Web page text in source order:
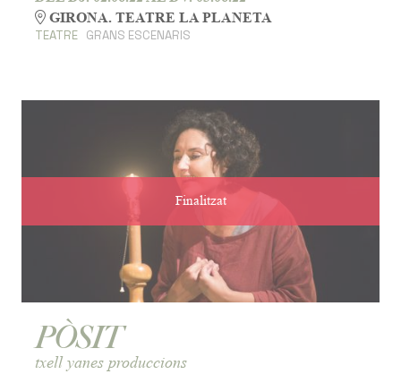
GIRONA. TEATRE LA PLANETA
TEATRE GRANS ESCENARIS
Finalitzat
PÒSIT
txell yanes produccions